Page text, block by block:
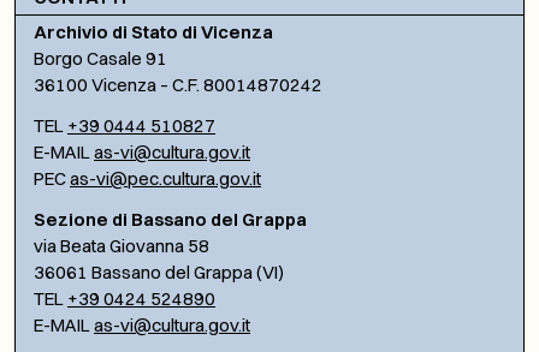
Archivio di Stato di Vicenza
Borgo Casale 91
36100 Vicenza – C.F. 80014870242
TEL +39 0444 510827
E-MAILas-vi@cultura.gov.it
PECas-vi@pec.cultura.gov.it
Sezione di Bassano del Grappa
via Beata Giovanna 58
36061 Bassano del Grappa (VI)
TEL +39 0424 524890
E-MAILas-vi@cultura.gov.it